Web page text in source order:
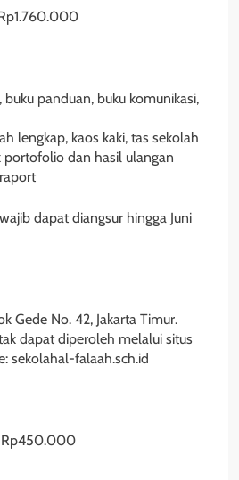
buku panduan, buku komunikasi,
lengkap, kaos kaki, tas sekolah
portofolio dan hasil ulangan
dapat diangsur hingga Juni
Gede No. 42, Jakarta Timur.
dapat diperoleh melalui situs
sekolahal-falaah.sch.id
Rp450.000